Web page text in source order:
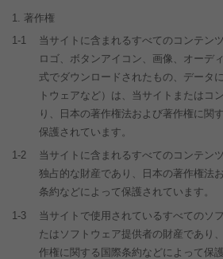
著作権
1-1
当サイトに含まれるすべてのコンテン
ロゴ、ボタンアイコン、画像、オーデ
式でダウンロードされたもの、データ
トウェアなど）は、当サイトまたはコ
り、日本の著作権法および著作権に関
保護されています。
1-2
当サイトに含まれるすべてのコンテン
独占的な財産であり、日本の著作権法
条約などによって保護されています。
1-3
当サイトで使用されているすべてのソ
たはソフトウェア提供者の財産であり
作権に関する国際条約などによって保